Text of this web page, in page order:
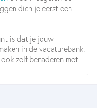
dien je eerst een
is dat je jouw
in de vacaturebank.
zelf benaderen met